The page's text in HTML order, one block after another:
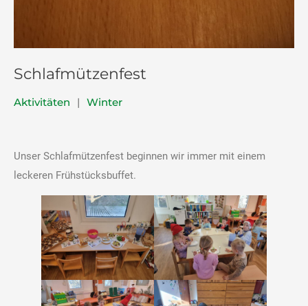
Schlafmützenfest
Aktivitäten | Winter
Unser Schlafmützenfest beginnen wir immer mit einem
leckeren Frühstücksbuffet.